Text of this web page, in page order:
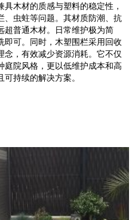
木材的质感与塑料的稳定性，
、虫蛀等问题。其材质防潮、抗
超普通木材。日常维护极为简
可。同时，木塑围栏采用回收
，有效减少资源消耗。它不仅
院风格，更以低维护成本和高
持续的解决方案。